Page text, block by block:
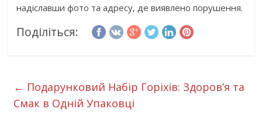
надіславши фото та адресу, де виявлено порушення.
Поділіться:
← Подарунковий Набір Горіхів: Здоров’я та
Смак в Одній Упаковці